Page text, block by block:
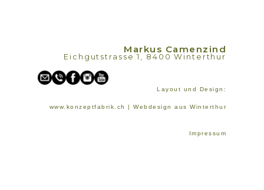
Markus Camenzind
Eichgutstrasse 1, 8400 Winterthur
Layout und Design:
www.konzeptfabrik.ch | Webdesign aus Winterthur
Impressum